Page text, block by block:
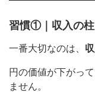
習慣①｜収入の
一番大切なのは、
円の価値が下がっ
ません。